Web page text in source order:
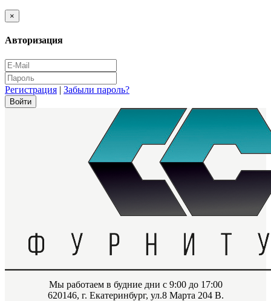
×
Авторизация
Регистрация | Забыли пароль?
Мы работаем в будние дни с 9:00 до 17:00
620146, г. Екатеринбург, ул.8 Марта 204 В.